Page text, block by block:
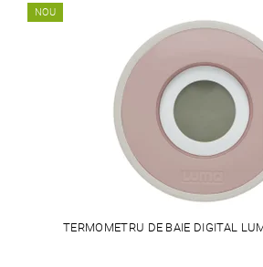
NOU
TERMOMETRU DE BAIE DIGITAL